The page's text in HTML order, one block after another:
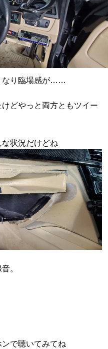
なり臨場感が……
どやっと両方ともツイー
状況だけどね
。
で聴いてみてね